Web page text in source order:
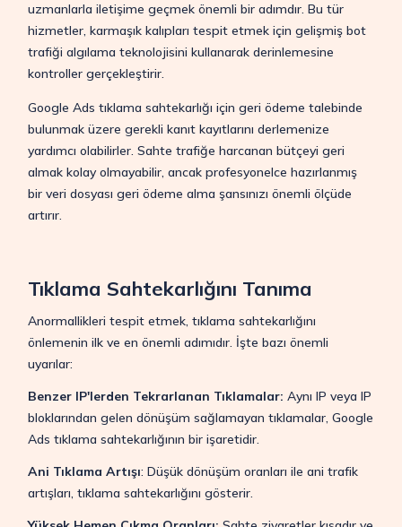
uzmanlarla iletişime geçmek önemli bir adımdır. Bu tür
hizmetler, karmaşık kalıpları tespit etmek için gelişmiş bot
trafiği algılama teknolojisini kullanarak derinlemesine
kontroller gerçekleştirir.
Google Ads tıklama sahtekarlığı için geri ödeme talebinde
bulunmak üzere gerekli kanıt kayıtlarını derlemenize
yardımcı olabilirler. Sahte trafiğe harcanan bütçeyi geri
almak kolay olmayabilir, ancak profesyonelce hazırlanmış
bir veri dosyası geri ödeme alma şansınızı önemli ölçüde
artırır.
Tıklama Sahtekarlığını Tanıma
Anormallikleri tespit etmek, tıklama sahtekarlığını
önlemenin ilk ve en önemli adımıdır. İşte bazı önemli
uyarılar:
Benzer IP'lerden Tekrarlanan Tıklamalar: Aynı IP veya IP
bloklarından gelen dönüşüm sağlamayan tıklamalar, Google
Ads tıklama sahtekarlığının bir işaretidir.
Ani Tıklama Artışı: Düşük dönüşüm oranları ile ani trafik
artışları, tıklama sahtekarlığını gösterir.